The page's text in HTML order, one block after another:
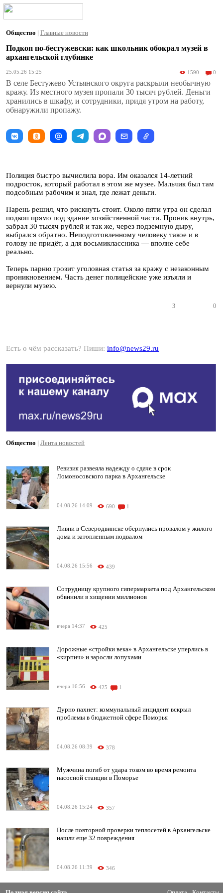
Общество | Главные новости
Подкоп по-бестужевски: как школьник обокрал музей в
архангельской глубинке
25.05.26 15:25 1590 0
В селе Бестужево Устьянского округа раскрыли необычную
кражу. Из местного музея пропали 30 тысяч рублей. Деньги
хранились в шкафу, и сотрудники, придя утром на работу,
обнаружили пропажу.
Полиция быстро вычислила вора. Им оказался 14-летний
подросток, который работал в этом же музее. Мальчик был там
подсобным рабочим и знал, где лежат деньги.
Парень решил, что рискнуть стоит. Около пяти утра он сделал
подкоп прямо под здание хозяйственной части. Проник внутрь,
забрал 30 тысяч рублей и так же, через подземную дыру,
выбрался обратно. Неподготовленному человеку такое и в
голову не придёт, а для восьмиклассника — вполне себе
реально.
Теперь парню грозит уголовная статья за кражу с незаконным
проникновением. Часть денег полицейские уже изъяли и
вернули музею.
3 0
Есть о чём рассказать? Пиши: info@news29.ru
Общество | Лента новостей
Ревизия развеяла надежду о сдаче в срок
Ломоносовского парка в Архангельске
04.08.26 14:09 690 1
Ливни в Северодвинске обернулись провалом у жилого
дома и затопленным подвалом
04.08.26 15:56 439
Сотрудницу крупного гипермаркета под Архангельском
обвинили в хищении миллионов
вчера 14:37 425
Дорожные «стройки века» в Архангельске уперлись в
«кирпич» и заросли лопухами
вчера 16:56 425 1
Дурно пахнет: коммунальный инцидент вскрыл
проблемы в бюджетной сфере Поморья
04.08.26 08:39 378
Мужчина погиб от удара током во время ремонта
насосной станции в Поморье
04.08.26 15:24 357
После повторной проверки теплосетей в Архангельске
нашли еще 32 повреждения
04.08.26 11:39 346